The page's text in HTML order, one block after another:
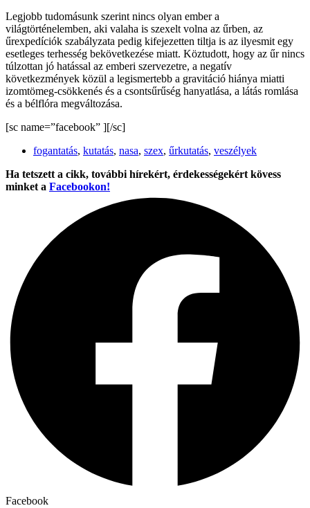
Legjobb tudomásunk szerint nincs olyan ember a
világtörténelemben, aki valaha is szexelt volna az űrben, az
űrexpedíciók szabályzata pedig kifejezetten tiltja is az ilyesmit egy
esetleges terhesség bekövetkezése miatt. Köztudott, hogy az űr nincs
túlzottan jó hatással az emberi szervezetre, a negatív
következmények közül a legismertebb a gravitáció hiánya miatti
izomtömeg-csökkenés és a csontsűrűség hanyatlása, a látás romlása
és a bélflóra megváltozása.
[sc name=”facebook” ][/sc]
fogantatás, kutatás, nasa, szex, űrkutatás, veszélyek
Ha tetszett a cikk, további hírekért, érdekességekért kövess
minket a Facebookon!
Facebook